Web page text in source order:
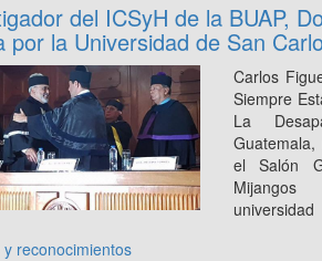
del ICSyH de la BUAP,
por la Universidad de San
Carlos
Siempre
La
el Salón
universidad
y reconocimientos